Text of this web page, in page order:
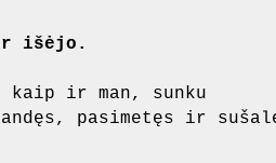
išėjo.
kaip ir man, sunku
pasimetęs ir